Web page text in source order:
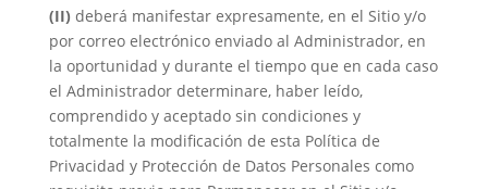
(II) deberá manifestar expresamente, en el Sitio y/o
por correo electrónico enviado al Administrador, en
la oportunidad y durante el tiempo que en cada caso
el Administrador determinare, haber leído,
comprendido y aceptado sin condiciones y
totalmente la modificación de esta Política de
Privacidad y Protección de Datos Personales como